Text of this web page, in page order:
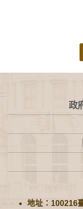
:::
政
地址：100216